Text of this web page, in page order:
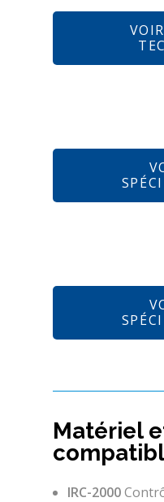
Matériel
IRC-2000